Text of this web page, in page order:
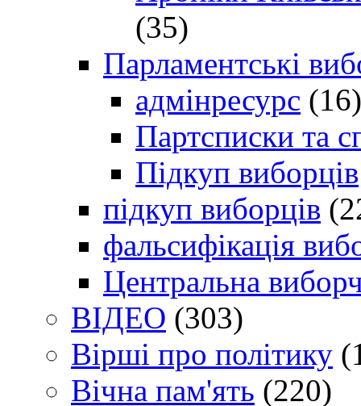
(35)
Парламентські
адмінресурс (16)
Партсписки та
Підкуп виборців
підкуп виборців
фальсифікація
Центральна
ВІДЕО (303)
Вірші про політику
Вічна пам'ять (220)